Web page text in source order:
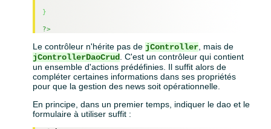
}
?>
Le contrôleur n'hérite pas de jController , mais de
jControllerDaoCrud
. C'est un contrôleur qui contient
un ensemble d'actions prédéfinies. Il suffit alors de
compléter certaines informations dans ses propriétés
pour que la gestion des news soit opérationnelle.
En principe, dans un premier temps, indiquer le dao et le
formulaire à utiliser suffit :